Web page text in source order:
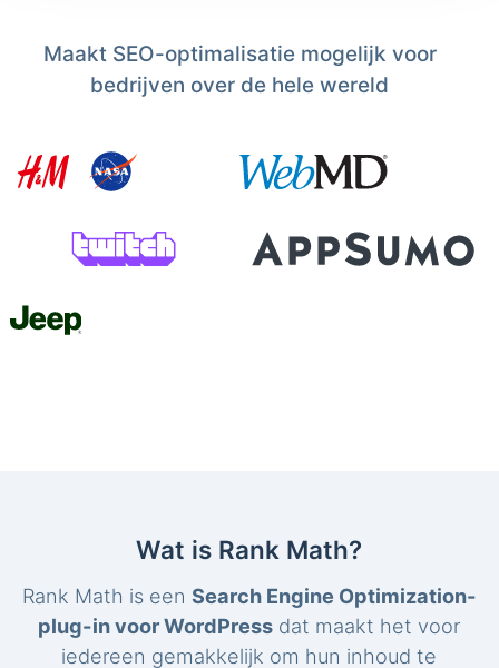
Maakt SEO-optimalisatie mogelijk voor
bedrijven over de hele wereld
Wat is Rank Math?
Rank Math is een Search Engine Optimization-
plug-in voor WordPress dat maakt het voor
iedereen gemakkelijk om hun inhoud te